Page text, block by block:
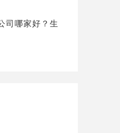
司哪家好？生